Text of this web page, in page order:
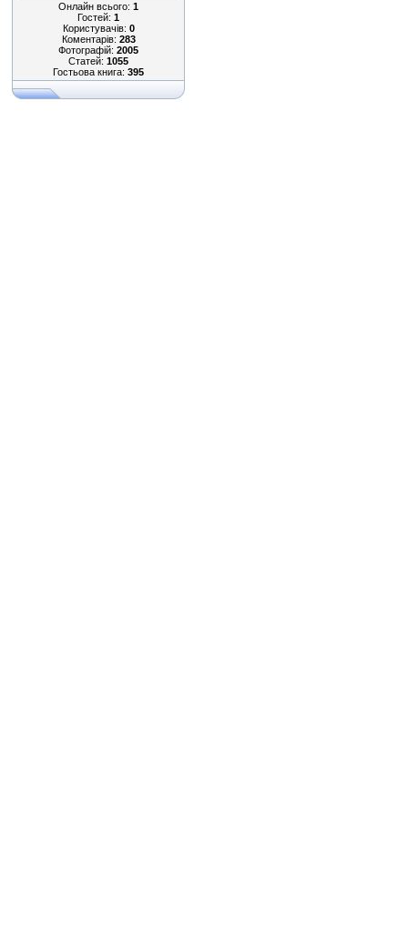
Онлайн всього: 1
Гостей: 1
Користувачів: 0
Коментарів: 283
Фотографій: 2005
Статей: 1055
Гостьова книга: 395